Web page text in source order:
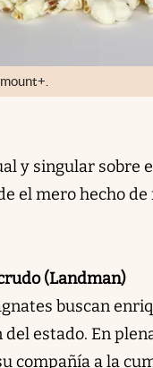
y singular sobre
el mero hecho
(Landman)
buscan
estado. En
compañía a la